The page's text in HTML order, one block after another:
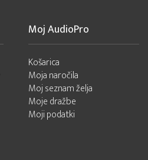
Moj AudioPro
Košarica
Moja naročila
Moj seznam želja
Moje dražbe
Moji podatki